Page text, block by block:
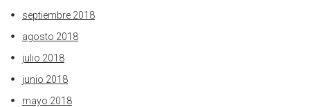
septiembre 2018
agosto 2018
julio 2018
junio 2018
mayo 2018